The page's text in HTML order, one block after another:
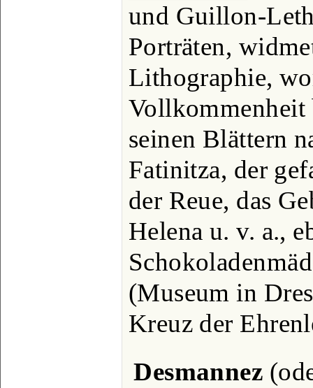
und Guillon-
Porträten,
Lithographie,
Vollkommenheit
seinen Blättern
Fatinitza, der
der Reue, das
Helena u. v. a.,
(Museum in
Kreuz der
Desmannez